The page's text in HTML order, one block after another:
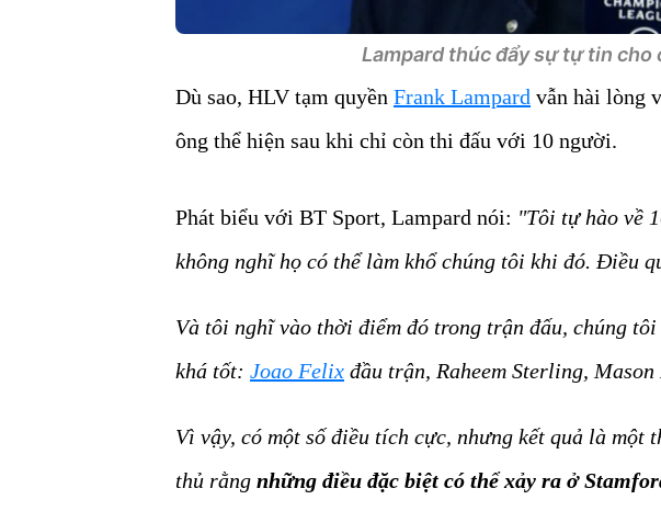
Lampard thúc đẩy sự tự tin cho
Dù sao, HLV tạm quyền Frank Lampard vẫn hài lòng
ông thể hiện sau khi chỉ còn thi đấu với 10 người.
Phát biểu với BT Sport, Lampard nói: "Tôi tự hào về
không nghĩ họ có thể làm khổ chúng tôi khi đó. Điều
Và tôi nghĩ vào thời điểm đó trong trận đấu, chúng
khá tốt: Joao Felix đầu trận, Raheem Sterling,
Vì vậy, có một số điều tích cực, nhưng kết quả là một
thủ rằng những điều đặc biệt có thể xảy ra ở